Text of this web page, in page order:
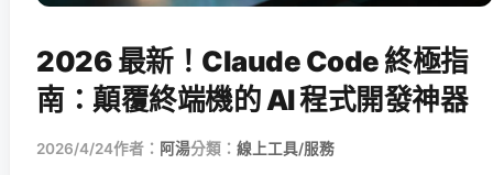
2026 最新！Claude Code 終極指
南：顛覆終端機的 AI 程式開發神器
2026/4/24作者： 阿湯分類： 線上工具/服務